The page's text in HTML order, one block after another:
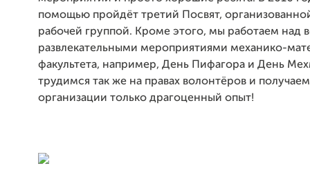
помощью пройдёт третий Посвят,
рабочей группой. Кроме этого, мы работаем над
развлекательными мероприятиями механико-
факультета, например, День Пифагора и День
трудимся так же на правах волонтёров и
организации только драгоценный опыт!